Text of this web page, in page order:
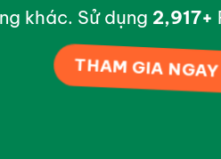
khác. Sử dụng 2,996+
THAM GIA NGAY